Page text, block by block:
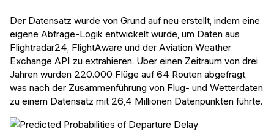
Der Datensatz wurde von Grund auf neu erstellt, indem eine
eigene Abfrage-Logik entwickelt wurde, um Daten aus
Flightradar24, FlightAware und der Aviation Weather
Exchange API zu extrahieren. Über einen Zeitraum von drei
Jahren wurden 220.000 Flüge auf 64 Routen abgefragt,
was nach der Zusammenführung von Flug- und Wetterdaten
zu einem Datensatz mit 26,4 Millionen Datenpunkten führte.